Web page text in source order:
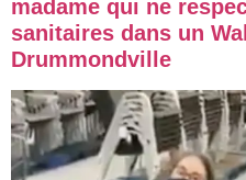
madame qui ne
sanitaires dans un
Drummondville